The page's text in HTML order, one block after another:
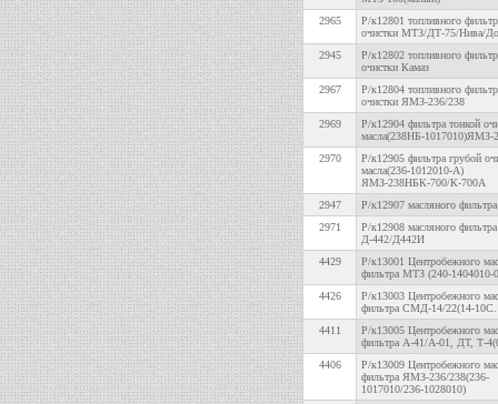
2965
Р/к12801 топливного
очистки МТЗ/ДТ-75/Нива/
2945
Р/к12802 топливного
очистки Камаз
2967
Р/к12804 топливного
очистки ЯМЗ-236/238
2969
Р/к12904 фильтра тонкой
масла(238НБ-1017010)ЯМЗ-
2970
Р/к12905 фильтра грубой
масла(236-1012010-А)
ЯМЗ-238НБК-700/К-700А
2947
Р/к12907 масляного
2971
Р/к12908 масляного
Д-442/Д442И
4429
Р/к13001 Центробежного
фильтра МТЗ (240-1404010-
4426
Р/к13003 Центробежного
фильтра СМД-14/22(14-
4411
Р/к13005 Центробежного
фильтра А-41/А-01, ДТ, Т-
4406
Р/к13009 Центробежного
фильтра ЯМЗ-236/238(236-
1017010/236-1028010)